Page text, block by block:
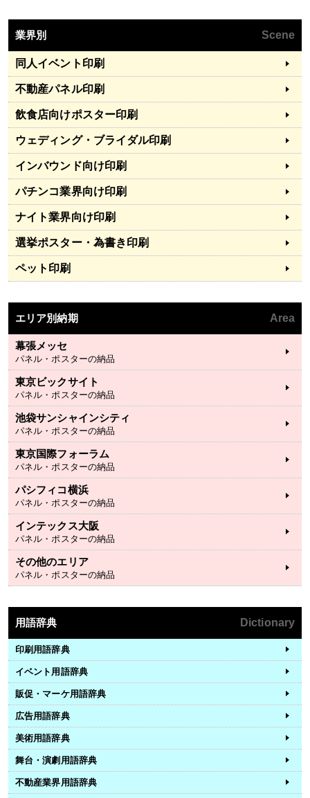
業界別 Scene
同人イベント印刷
不動産パネル印刷
飲食店向けポスター印刷
ウェディング・ブライダル印刷
インバウンド向け印刷
パチンコ業界向け印刷
ナイト業界向け印刷
選挙ポスター・為書き印刷
ペット印刷
エリア別納期 Area
幕張メッセ
パネル・ポスターの納品
東京ビックサイト
パネル・ポスターの納品
池袋サンシャインシティ
パネル・ポスターの納品
東京国際フォーラム
パネル・ポスターの納品
パシフィコ横浜
パネル・ポスターの納品
インテックス大阪
パネル・ポスターの納品
その他のエリア
パネル・ポスターの納品
用語辞典 Dictionary
印刷用語辞典
イベント用語辞典
販促・マーケ用語辞典
広告用語辞典
美術用語辞典
舞台・演劇用語辞典
不動産業界用語辞典